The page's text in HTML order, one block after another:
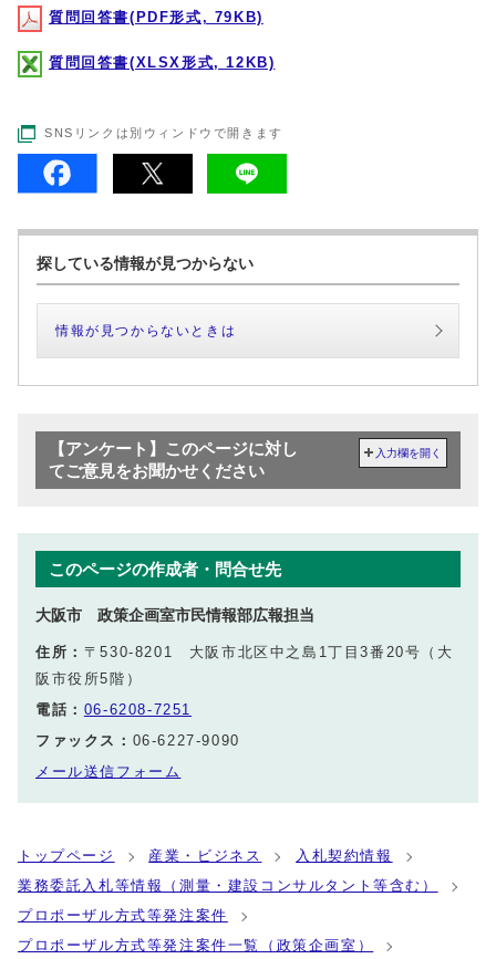
質問回答書(PDF形式, 79KB)
質問回答書(XLSX形式, 12KB)
SNSリンクは別ウィンドウで開きます
探している情報が見つからない
情報が見つからないときは
【アンケート】このページに対し
てご意見をお聞かせください
入力欄を開く
このページの作成者・問合せ先
大阪市 政策企画室市民情報部広報担当
住所： 〒530-8201 大阪市北区中之島1丁目3番20号（大
阪市役所5階）
電話： 06-6208-7251
ファックス： 06-6227-9090
メール送信フォーム
トップページ 産業・ビジネス
入札契約情報
業務委託入札等情報（測量・建設コンサルタント等含む）
プロポーザル方式等発注案件
プロポーザル方式等発注案件一覧（政策企画室）